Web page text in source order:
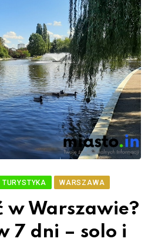
TURYSTYKA WARSZAWA
w Warszawie?
7 dni – solo i